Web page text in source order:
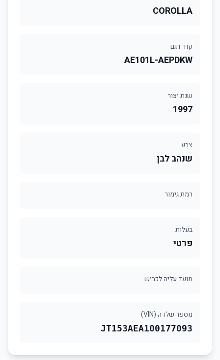
COROLLA
קוד דגם
AE101L-AEPDKW
שנת יצור
1997
צבע
שנהב לבן
רמת גימור
בעלות
פרטי
מועד עליה לכביש
מספר שלדה (VIN)
JT153AEA100177093